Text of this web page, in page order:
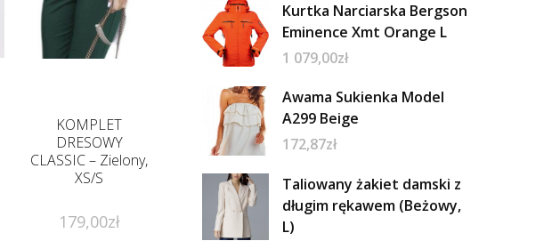
KOMPLET
DRESOWY
CLASSIC – Zielony,
XS/S
179,00zł
Kurtka Narciarska Bergson
Eminence Xmt Orange L
1 079,00zł
Awama Sukienka Model
A299 Beige
172,87zł
Taliowany żakiet damski z
długim rękawem (Beżowy,
L)